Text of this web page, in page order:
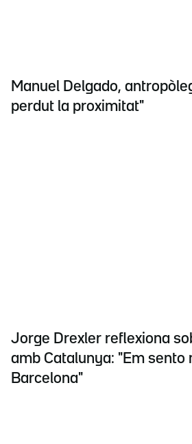
Manuel Delgado,
perdut la proximitat"
Jorge Drexler reflexiona
amb Catalunya: "Em sento
Barcelona"